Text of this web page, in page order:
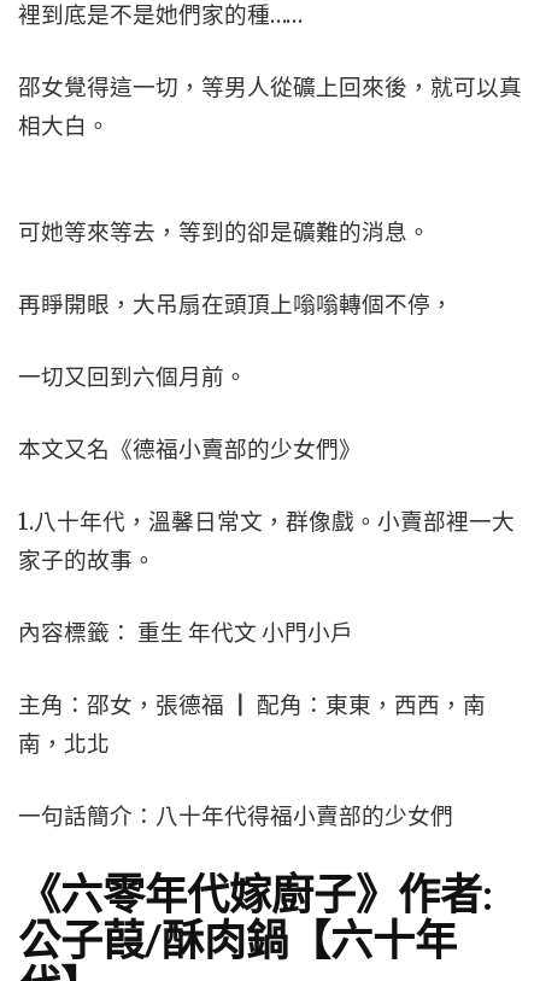
裡到底是不是她們家的種……
邵女覺得這一切，等男人從礦上回來後，就可以真
相大白。
可她等來等去，等到的卻是礦難的消息。
再睜開眼，大吊扇在頭頂上嗡嗡轉個不停，
一切又回到六個月前。
本文又名《德福小賣部的少女們》
1.八十年代，溫馨日常文，群像戲。小賣部裡一大
家子的故事。
內容標籤： 重生 年代文 小門小戶
主角：邵女，張德福 ┃ 配角：東東，西西，南
南，北北
一句話簡介：八十年代得福小賣部的少女們
《六零年代嫁廚子》作者:
公子葭/酥肉鍋【六十年